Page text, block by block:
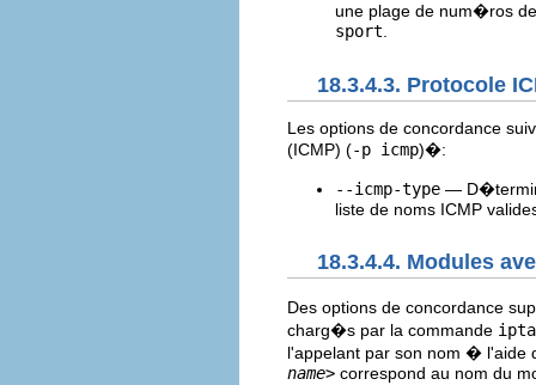
une plage de num�ros
sport
18.3.4.3. Protocole
Les options de concordance
(ICMP) (-p icmp)�:
--icmp-type —
liste de noms ICMP
18.3.4.4. Modules
Des options de concordance
charg�s par la commande
l'appelant par son nom � l'aide
name> correspond au nom du